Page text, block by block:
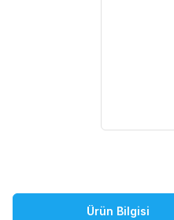
Ürün Bilgisi